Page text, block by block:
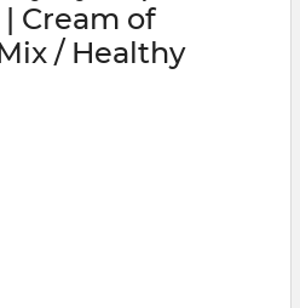
Cream of
/ Healthy